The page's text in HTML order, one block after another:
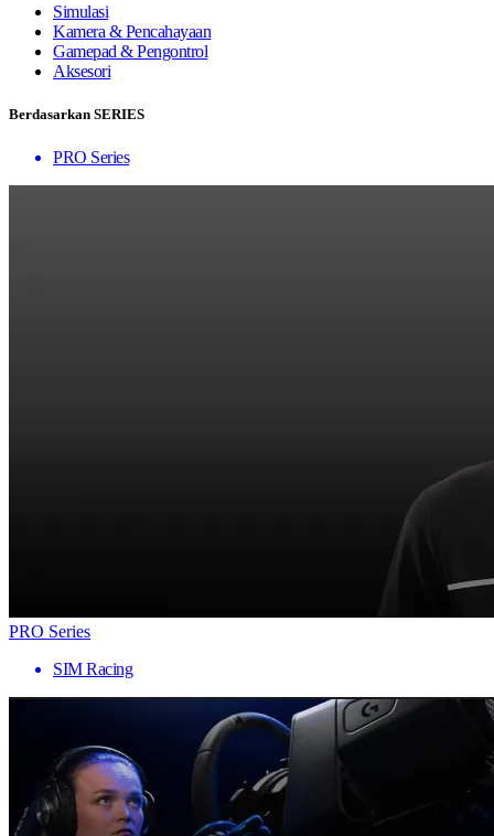
Simulasi
Kamera & Pencahayaan
Gamepad & Pengontrol
Aksesori
Berdasarkan SERIES
PRO Series
PRO Series
SIM Racing